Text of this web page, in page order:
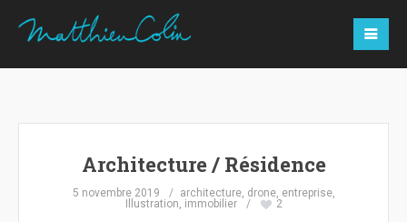
Architecture / Résidence
5 novembre 2019 architecture, drone, entreprise,
Illustration, immobilier 2